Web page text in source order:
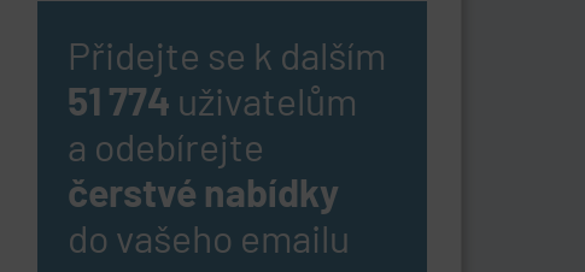
Přidejte se k dalším
51 774 uživatelům
a odebírejte
čerstvé nabídky
do vašeho emailu